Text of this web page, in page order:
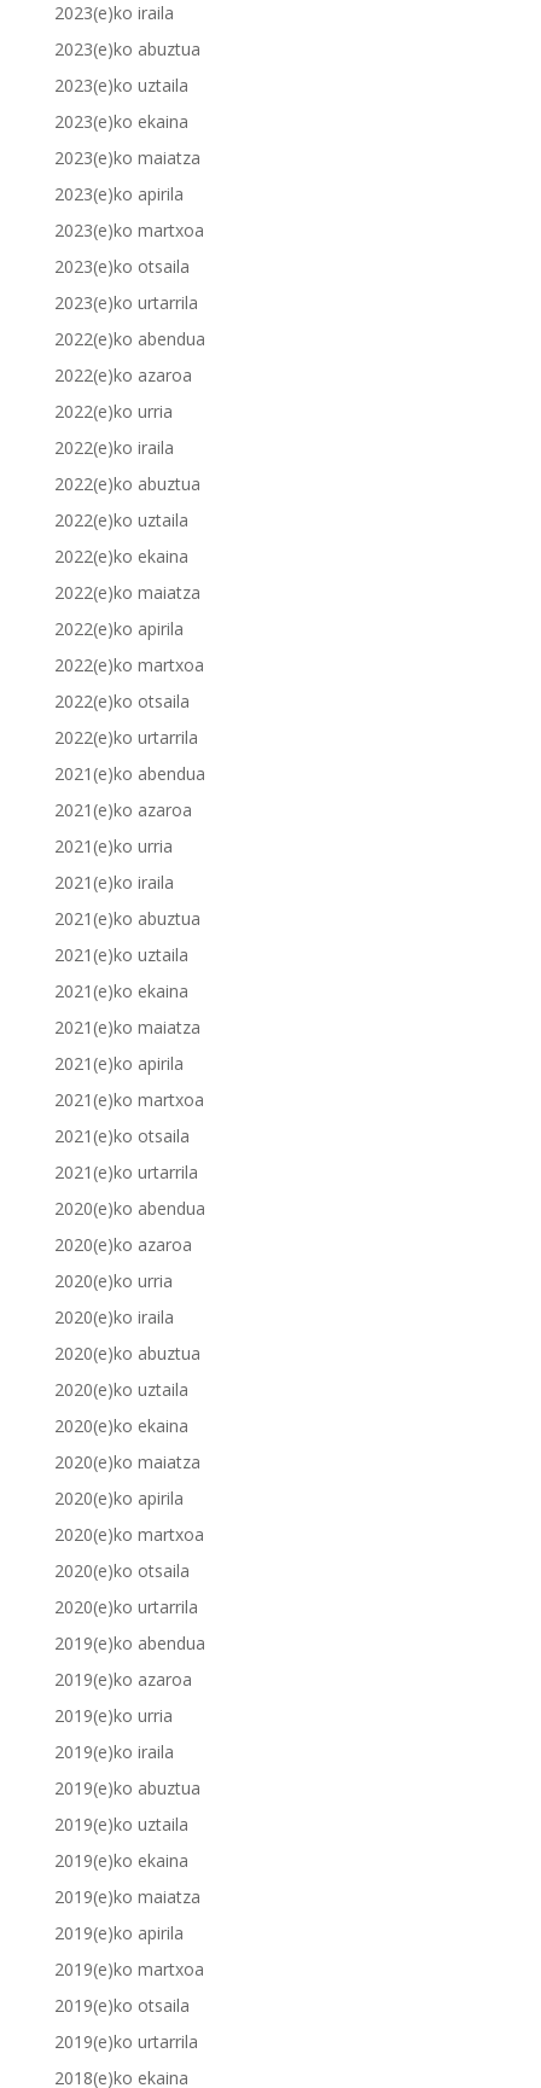
2023(e)ko iraila
2023(e)ko abuztua
2023(e)ko uztaila
2023(e)ko ekaina
2023(e)ko maiatza
2023(e)ko apirila
2023(e)ko martxoa
2023(e)ko otsaila
2023(e)ko urtarrila
2022(e)ko abendua
2022(e)ko azaroa
2022(e)ko urria
2022(e)ko iraila
2022(e)ko abuztua
2022(e)ko uztaila
2022(e)ko ekaina
2022(e)ko maiatza
2022(e)ko apirila
2022(e)ko martxoa
2022(e)ko otsaila
2022(e)ko urtarrila
2021(e)ko abendua
2021(e)ko azaroa
2021(e)ko urria
2021(e)ko iraila
2021(e)ko abuztua
2021(e)ko uztaila
2021(e)ko ekaina
2021(e)ko maiatza
2021(e)ko apirila
2021(e)ko martxoa
2021(e)ko otsaila
2021(e)ko urtarrila
2020(e)ko abendua
2020(e)ko azaroa
2020(e)ko urria
2020(e)ko iraila
2020(e)ko abuztua
2020(e)ko uztaila
2020(e)ko ekaina
2020(e)ko maiatza
2020(e)ko apirila
2020(e)ko martxoa
2020(e)ko otsaila
2020(e)ko urtarrila
2019(e)ko abendua
2019(e)ko azaroa
2019(e)ko urria
2019(e)ko iraila
2019(e)ko abuztua
2019(e)ko uztaila
2019(e)ko ekaina
2019(e)ko maiatza
2019(e)ko apirila
2019(e)ko martxoa
2019(e)ko otsaila
2019(e)ko urtarrila
2018(e)ko ekaina